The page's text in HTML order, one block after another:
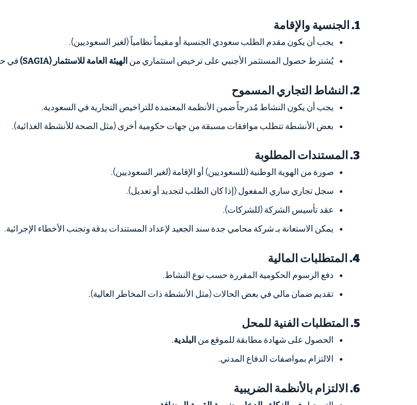
1. الجنسية والإقامة
يجب أن يكون مقدم الطلب سعودي الجنسية أو مقيماً نظامياً (لغير السعوديين).
يُشترط حصول المستثمر الأجنبي على ترخيص استثماري من الهيئة العامة للاستثمار (SAGIA) في
2. النشاط التجاري المسموح
يجب أن يكون النشاط مُدرجاً ضمن الأنظمة المعتمدة للتراخيص التجارية في السعودية.
بعض الأنشطة تتطلب موافقات مسبقة من جهات حكومية أخرى (مثل الصحة للأنشطة الغذائية).
3. المستندات المطلوبة
صورة من الهوية الوطنية (للسعوديين) أو الإقامة (لغير السعوديين).
سجل تجاري ساري المفعول (إذا كان الطلب لتجديد أو تعديل).
عقد تأسيس الشركة (للشركات).
يمكن الاستعانة بـ شركة محامي جدة سند الجعيد لإعداد المستندات بدقة وتجنب الأخطاء الإجرائية.
4. المتطلبات المالية
دفع الرسوم الحكومية المقررة حسب نوع النشاط.
تقديم ضمان مالي في بعض الحالات (مثل الأنشطة ذات المخاطر العالية).
5. المتطلبات الفنية للمحل
الحصول على شهادة مطابقة للموقع من البلدية.
الالتزام بمواصفات الدفاع المدني.
6. الالتزام بالأنظمة الضريبية